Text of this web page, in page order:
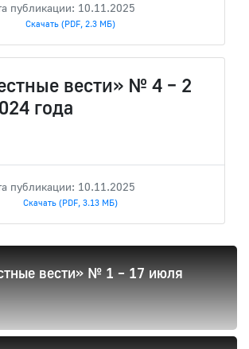
публикации: 10.11.2025
Скачать (PDF, 2.3 МБ)
вести» № 4 – 2
года
публикации: 10.11.2025
Скачать (PDF, 3.13 МБ)
вести» № 1 – 17 июля